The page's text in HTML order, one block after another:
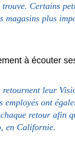
Certains
magasins plus
à écouter
retournent leur
employés ont
retour afin
en Californie.